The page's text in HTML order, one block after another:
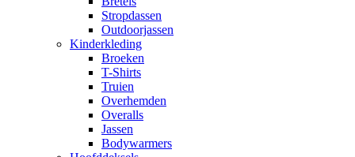
Stropdassen
Outdoorjassen
Kinderkleding
Broeken
T-Shirts
Truien
Overhemden
Overalls
Jassen
Bodywarmers